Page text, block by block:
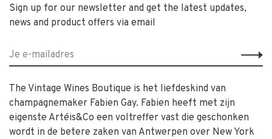
Sign up for our newsletter and get the latest updates,
news and product offers via email
The Vintage Wines Boutique is het liefdeskind van
champagnemaker Fabien Gay. Fabien heeft met zijn
eigenste Artéis&Co een voltreffer vast die geschonken
wordt in de betere zaken van Antwerpen over New York